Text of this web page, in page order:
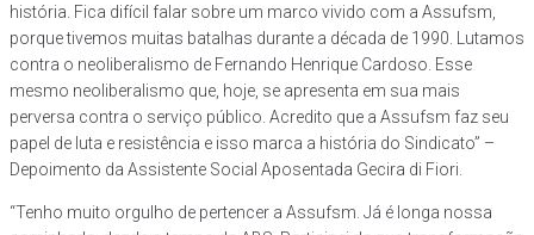
história. Fica difícil falar sobre um marco vivido com a Assufsm,
porque tivemos muitas batalhas durante a década de 1990. Lutamos
contra o neoliberalismo de Fernando Henrique Cardoso. Esse
mesmo neoliberalismo que, hoje, se apresenta em sua mais
perversa contra o serviço público. Acredito que a Assufsm faz seu
papel de luta e resistência e isso marca a história do Sindicato” –
Depoimento da Assistente Social Aposentada Gecira di Fiori.
“Tenho muito orgulho de pertencer a Assufsm. Já é longa nossa